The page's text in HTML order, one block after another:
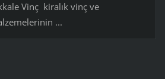
Vinç kiralık vinç ve
...